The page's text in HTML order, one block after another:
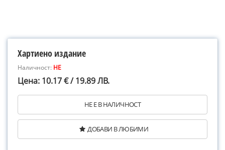
Хартиено издание
Наличност: НЕ
Цена: 10.17 € / 19.89 ЛВ.
НЕ Е В НАЛИЧНОСТ
ДОБАВИ В ЛЮБИМИ